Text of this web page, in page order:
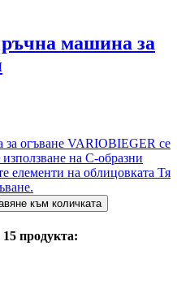
машина за
огъване VARIOBIEGER се
използване на C-образни
елементи на облицовката Тя
към количката
продукта: